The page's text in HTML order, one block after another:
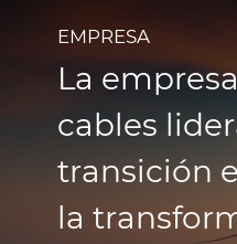
Catálogo Digital
Fichas Técnicas
Certificados
Mercados
EMPRESA
La
cables
transición
la